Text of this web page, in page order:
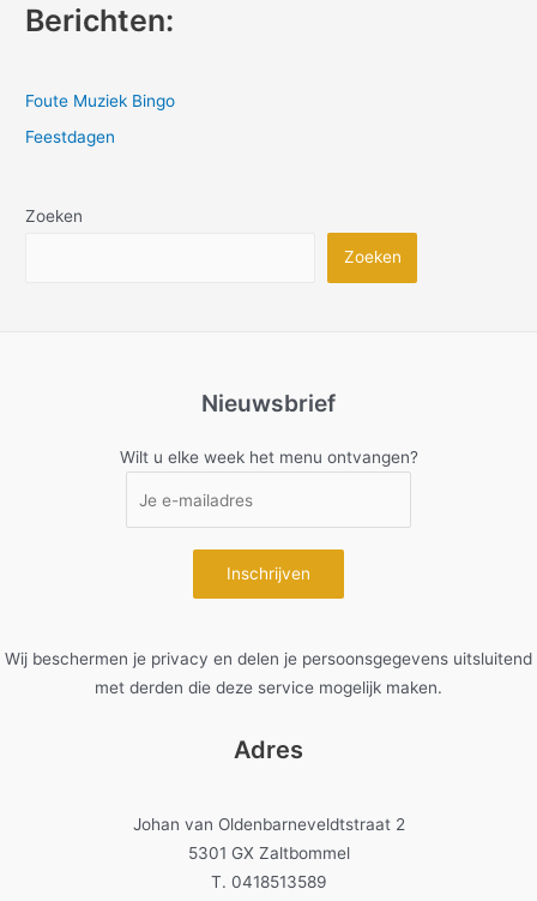
Berichten:
Foute Muziek Bingo
Feestdagen
Zoeken
Zoeken
Nieuwsbrief
Wilt u elke week het menu ontvangen?
Wij beschermen je privacy en delen je persoonsgegevens uitsluitend
met derden die deze service mogelijk maken.
Adres
Johan van Oldenbarneveldtstraat 2
5301 GX Zaltbommel
T. 0418513589